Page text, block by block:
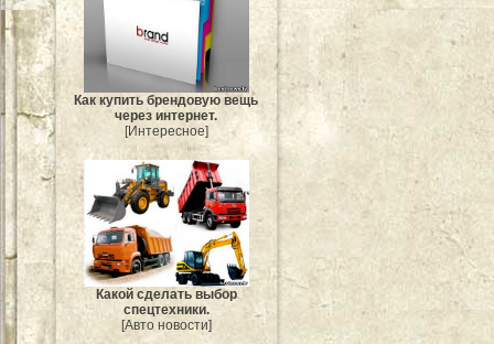
Как купить брендовую вещь
через интернет.
[Интересное]
Какой сделать выбор
спецтехники.
[Авто новости]